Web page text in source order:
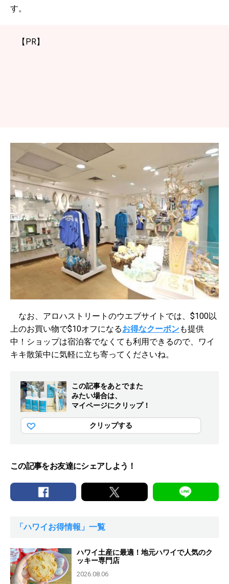
す。
【PR】
なお、アロハストリートのウエブサイトでは、$100以
上のお買い物で$10オフになるお得なクーポンも提供
中！ ショップは宿泊客でなくても利用できるので、ワイ
キキ散策中に気軽に立ち寄ってくださいね。
この記事をあとでまた
みたい場合は、
マイページにクリップ！
クリップする
この記事をお友達にシェアしよう！
「ハワイお得情報」一覧
ハワイ土産に最適！地元ハワイで人気のク
ッキー専門店
2026.08.06